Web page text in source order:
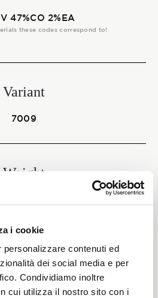
i cookie
contenuti ed
dei social media e per
Condividiamo inoltre
cui utilizza il nostro sito con i
47%CO 2%EA
these codes correspond to!
Variant
7009
Weight
Height
148/150CM